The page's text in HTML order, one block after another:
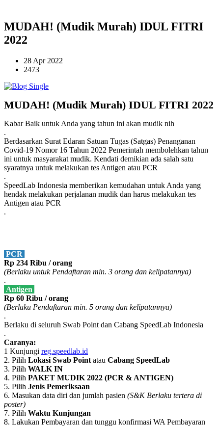
MUDAH! (Mudik Murah) IDUL FITRI
2022
28 Apr 2022
2473
MUDAH! (Mudik Murah) IDUL FITRI 2022
Kabar Baik untuk Anda yang tahun ini akan mudik nih
.
Berdasarkan Surat Edaran Satuan Tugas (Satgas) Penanganan
Covid-19 Nomor 16 Tahun 2022 Pemerintah membolehkan tahun
ini untuk masyarakat mudik. Kendati demikian ada salah satu
syaratnya untuk melakukan tes Antigen atau PCR
.
SpeedLab Indonesia memberikan kemudahan untuk Anda yang
hendak melakukan perjalanan mudik dan harus melakukan tes
Antigen atau PCR
.
PCR
Rp 234 Ribu / orang
(Berlaku untuk Pendaftaran min. 3 orang dan kelipatannya)
.
Antigen
Rp 60 Ribu / orang
(Berlaku Pendaftaran min. 5 orang dan kelipatannya)
.
Berlaku di seluruh Swab Point dan Cabang SpeedLab Indonesia
.
Caranya:
1 Kunjungi reg.speedlab.id
2. Pilih Lokasi Swab Point atau Cabang SpeedLab
3. Pilih WALK IN
4. Pilih PAKET MUDIK 2022 (PCR & ANTIGEN)
5. Pilih Jenis Pemeriksaan
6. Masukan data diri dan jumlah pasien (S&K Berlaku tertera di
poster)
7. Pilih Waktu Kunjungan
8. Lakukan Pembayaran dan tunggu konfirmasi WA Pembayaran